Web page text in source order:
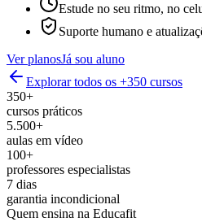
Estude no seu ritmo, no
Suporte humano e
Ver planosJá sou aluno
Explorar todos os +350 cursos
350+
cursos práticos
5.500+
aulas em vídeo
100+
professores especialistas
7 dias
garantia incondicional
Quem ensina na Educafit